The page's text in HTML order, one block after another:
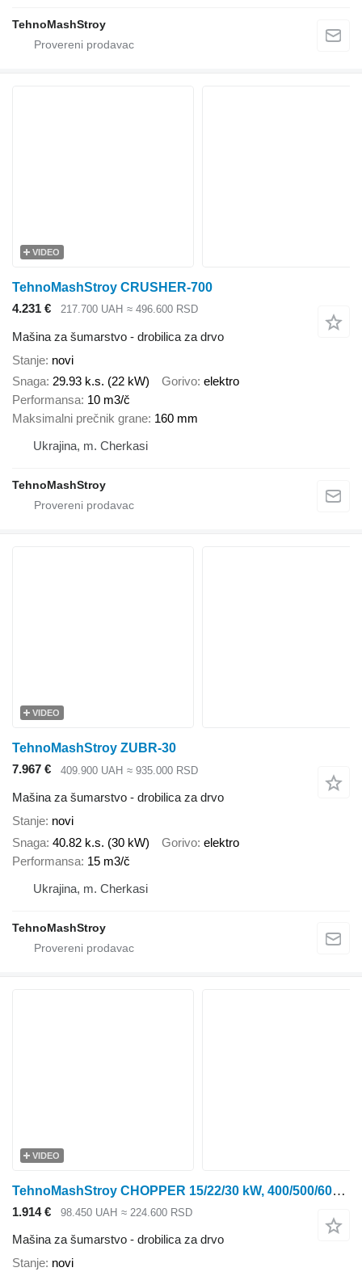
TehnoMashStroy
VIDEO
TehnoMashStroy CRUSHER-700
4.231 €
217.700 UAH ≈ 496.600 RSD
Mašina za šumarstvo - drobilica za drvo
Stanje novi
Snaga 29.93 k.s. (22 kW) Gorivo elektro
Performansa 10 m3/č
Maksimalni prečnik grane 160 mm
Ukrajina, m. Cherkasi
TehnoMashStroy
VIDEO
TehnoMashStroy ZUBR-30
7.967 €
409.900 UAH ≈ 935.000 RSD
Mašina za šumarstvo - drobilica za drvo
Stanje novi
Snaga 40.82 k.s. (30 kW) Gorivo elektro
Performansa 15 m3/č
Ukrajina, m. Cherkasi
TehnoMashStroy
VIDEO
TehnoMashStroy CHOPPER 15/22/30 kW, 400/500/600 kg/h
1.914 € 98.450 UAH ≈ 224.600 RSD
Mašina za šumarstvo - drobilica za drvo
Stanje novi